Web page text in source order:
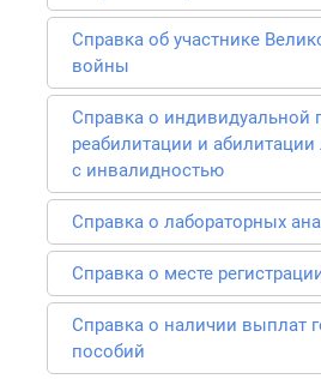
Справка об участнике
войны
Справка о индивидуальной
реабилитации и абилитации
с инвалидностью
Справка о лабораторных
Справка о месте
Справка о наличии выплат
пособий